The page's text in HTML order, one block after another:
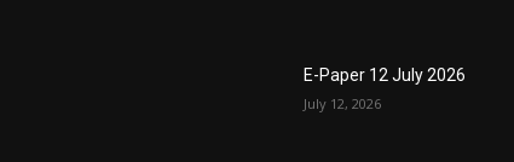
E-Paper 12 July 2026
July 12, 2026